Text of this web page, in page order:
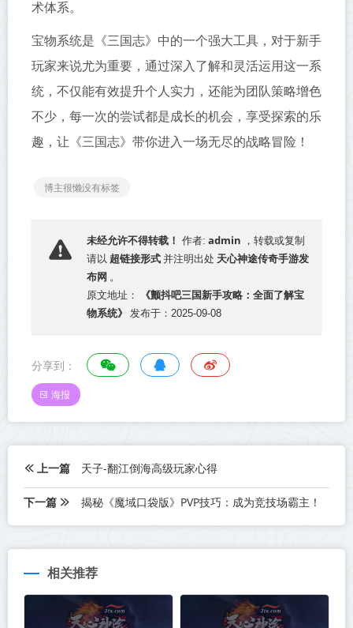
术体系。
宝物系统是《三国志》中的一个强大工具，对于新手
玩家来说尤为重要，通过深入了解和灵活运用这一系
统，不仅能有效提升个人实力，还能为团队策略增色
不少，每一次的尝试都是成长的机会，享受探索的乐
趣，让《三国志》带你进入一场无尽的战略冒险！
博主很懒没有标签
未经允许不得转载！ 作者: admin ，转载或复制
请以 超链接形式 并注明出处 天心神途传奇手游发
布网 。
原文地址：
《颤抖吧三国新手攻略：全面了解宝
物系统》
发布于：2025-09-08
分享到：
海报
上一篇 天子-翻江倒海高级玩家心得
下一篇 揭秘《魔域口袋版》PVP技巧：成为竞技场霸主！
相关推荐